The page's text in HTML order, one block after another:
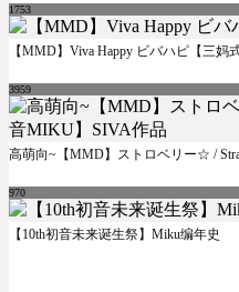
1753
【MMD】Viva Happy ビバハピ【三妈
3959
高萌向~【MMD】ストロベリー☆ /
970
【10th初音未来诞生祭】Miku编年史